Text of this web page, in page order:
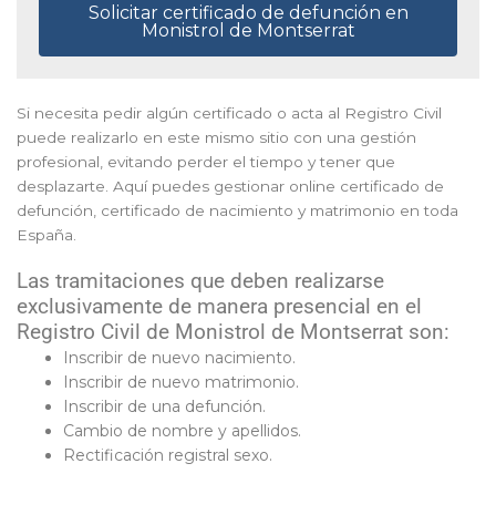
Solicitar certificado de defunción en
Monistrol de Montserrat
Si necesita pedir algún certificado o acta al Registro Civil
puede realizarlo en este mismo sitio con una gestión
profesional, evitando perder el tiempo y tener que
desplazarte. Aquí puedes gestionar online certificado de
defunción, certificado de nacimiento y matrimonio en toda
España.
Las tramitaciones que deben realizarse
exclusivamente de manera presencial en el
Registro Civil de Monistrol de Montserrat son:
Inscribir de nuevo nacimiento.
Inscribir de nuevo matrimonio.
Inscribir de una defunción.
Cambio de nombre y apellidos.
Rectificación registral sexo.